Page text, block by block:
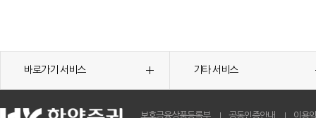
바로가기 서비스 기타 서비스
보호금융상품등록부 공동인증안내 이용